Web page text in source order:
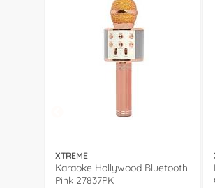
XTREME
Karaoke Hollywood Bluetooth
Pink 27837PK